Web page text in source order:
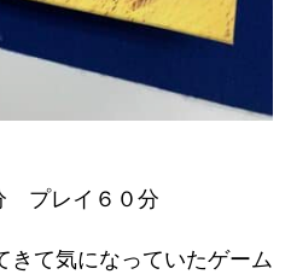
プレイ６０分
きて気になっていたゲーム